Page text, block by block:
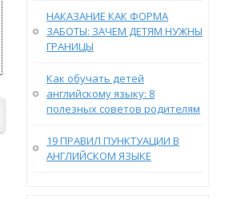
НАКАЗАНИЕ КАК ФОРМА
ЗАБОТЫ: ЗАЧЕМ ДЕТЯМ НУЖНЫ
ГРАНИЦЫ
Как обучать детей
английскому языку: 8
полезных советов родителям
19 ПРАВИЛ ПУНКТУАЦИИ В
АНГЛИЙСКОМ ЯЗЫКЕ